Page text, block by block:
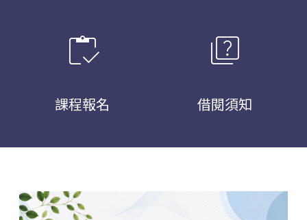
inventory
課程報名
quiz
借閱須知